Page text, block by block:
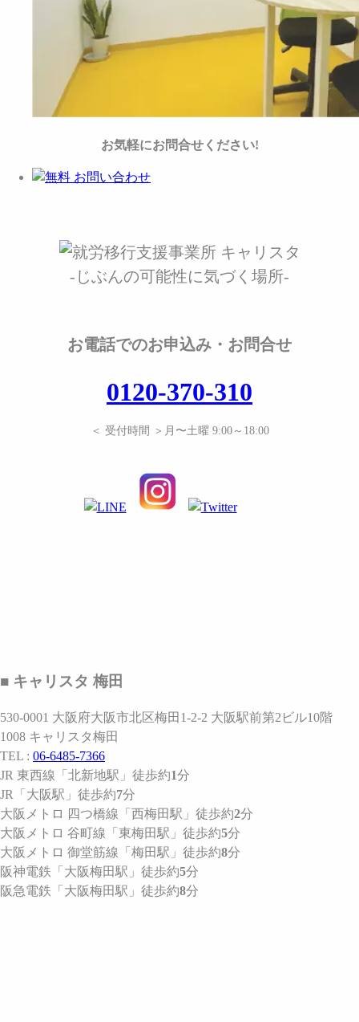
お気軽にお問合せください!
-じぶんの可能性に気づく場所-
お電話でのお申込み・お問合せ
0120-370-310
＜ 受付時間 ＞月〜土曜 9:00～18:00
■ キャリスタ 梅田
530-0001 大阪府大阪市北区梅田1-2-2 大阪駅前第2ビル10階
1008 キャリスタ梅田
TEL : 06-6485-7366
JR 東西線 「北新地駅」 徒歩約1分
JR
「大阪駅」 徒歩約7分
大阪メトロ 四つ橋線 「西梅田駅」 徒歩約2分
大阪メトロ 谷町線 「東梅田駅」 徒歩約5分
大阪メトロ 御堂筋線 「梅田駅」 徒歩約8分
阪神電鉄 「大阪梅田駅」 徒歩約5分
阪急電鉄 「大阪梅田駅」 徒歩約8分